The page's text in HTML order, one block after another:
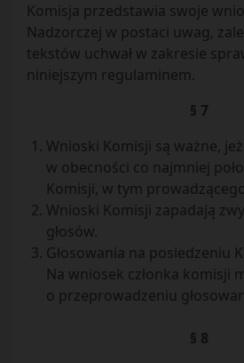
Komisja przedstawia swoje
Nadzorczej w postaci uwag,
tekstów uchwał w zakresie
niniejszym regulaminem.
§ 7
Wnioski Komisji są ważne,
w obecności co najmniej
Komisji, w tym
Wnioski Komisji zapadają
głosów.
Głosowania na posiedzeniu
Na wniosek członka komisji
o przeprowadzeniu
§ 8